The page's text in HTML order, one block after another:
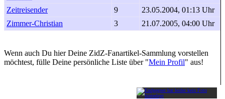
Zeitreisender
9
23.05.2004, 01:13 Uhr
Zimmer-Christian
3 21.07.2005, 04:00 Uhr
Wenn auch Du hier Deine ZidZ-Fanartikel-Sammlung vorstellen
möchtest, fülle Deine persönliche Liste über "Mein Profil" aus!